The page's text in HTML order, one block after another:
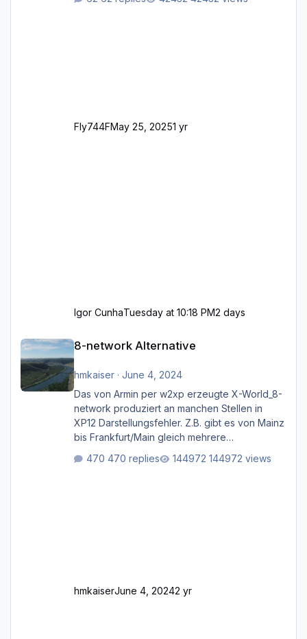
support email for them either. thank you
Fly744FMay 25, 20251 yr
Igor CunhaTuesday at 10:18 PM2 days
8-network Alternative
hmkaiser· June 4, 2024
Das von Armin per w2xp erzeugte X-World_8-
network produziert an manchen Stellen in
XP12 Darstellungsfehler. Z.B. gibt es von Mainz
bis Frankfurt/Main gleich mehrere
zugemauert sind. Niederräder Brücke
470 replies 144972 views
hmkaiserJune 4, 20242 yr